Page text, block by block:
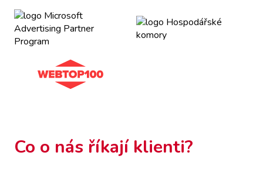
Co o nás říkají klienti?